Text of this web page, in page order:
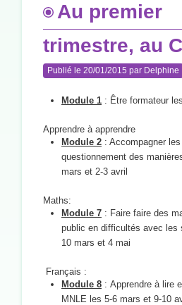
Au premier
trimestre, au
Publié le 20/01/2015 par Delphine
Module 1 : Être formateur
Apprendre à apprendre
Module 2 : Accompagner
questionnement des
mars et 2-3 avril
Maths:
Module 7 : Faire faire des
public en difficultés avec les
10 mars et 4 mai
Français :
Module 8 : Apprendre à lire
MNLE les 5-6 mars et 9-10